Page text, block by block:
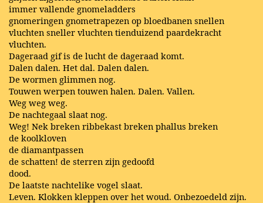
immer vallende gnomeladders
gnomeringen gnometrapezen op bloedbanen snellen
vluchten sneller vluchten tienduizend paardekracht
vluchten.
Dageraad gif is de lucht de dageraad komt.
Dalen dalen. Het dal. Dalen dalen.
De wormen glimmen nog.
Touwen werpen touwen halen. Dalen. Vallen.
Weg weg weg.
De nachtegaal slaat nog.
Weg! Nek breken ribbekast breken phallus breken
de koolkloven
de diamantpassen
de schatten! de sterren zijn gedoofd
dood.
De laatste nachtelike vogel slaat.
Leven. Klokken kleppen over het woud. Onbezoedeld zijn.